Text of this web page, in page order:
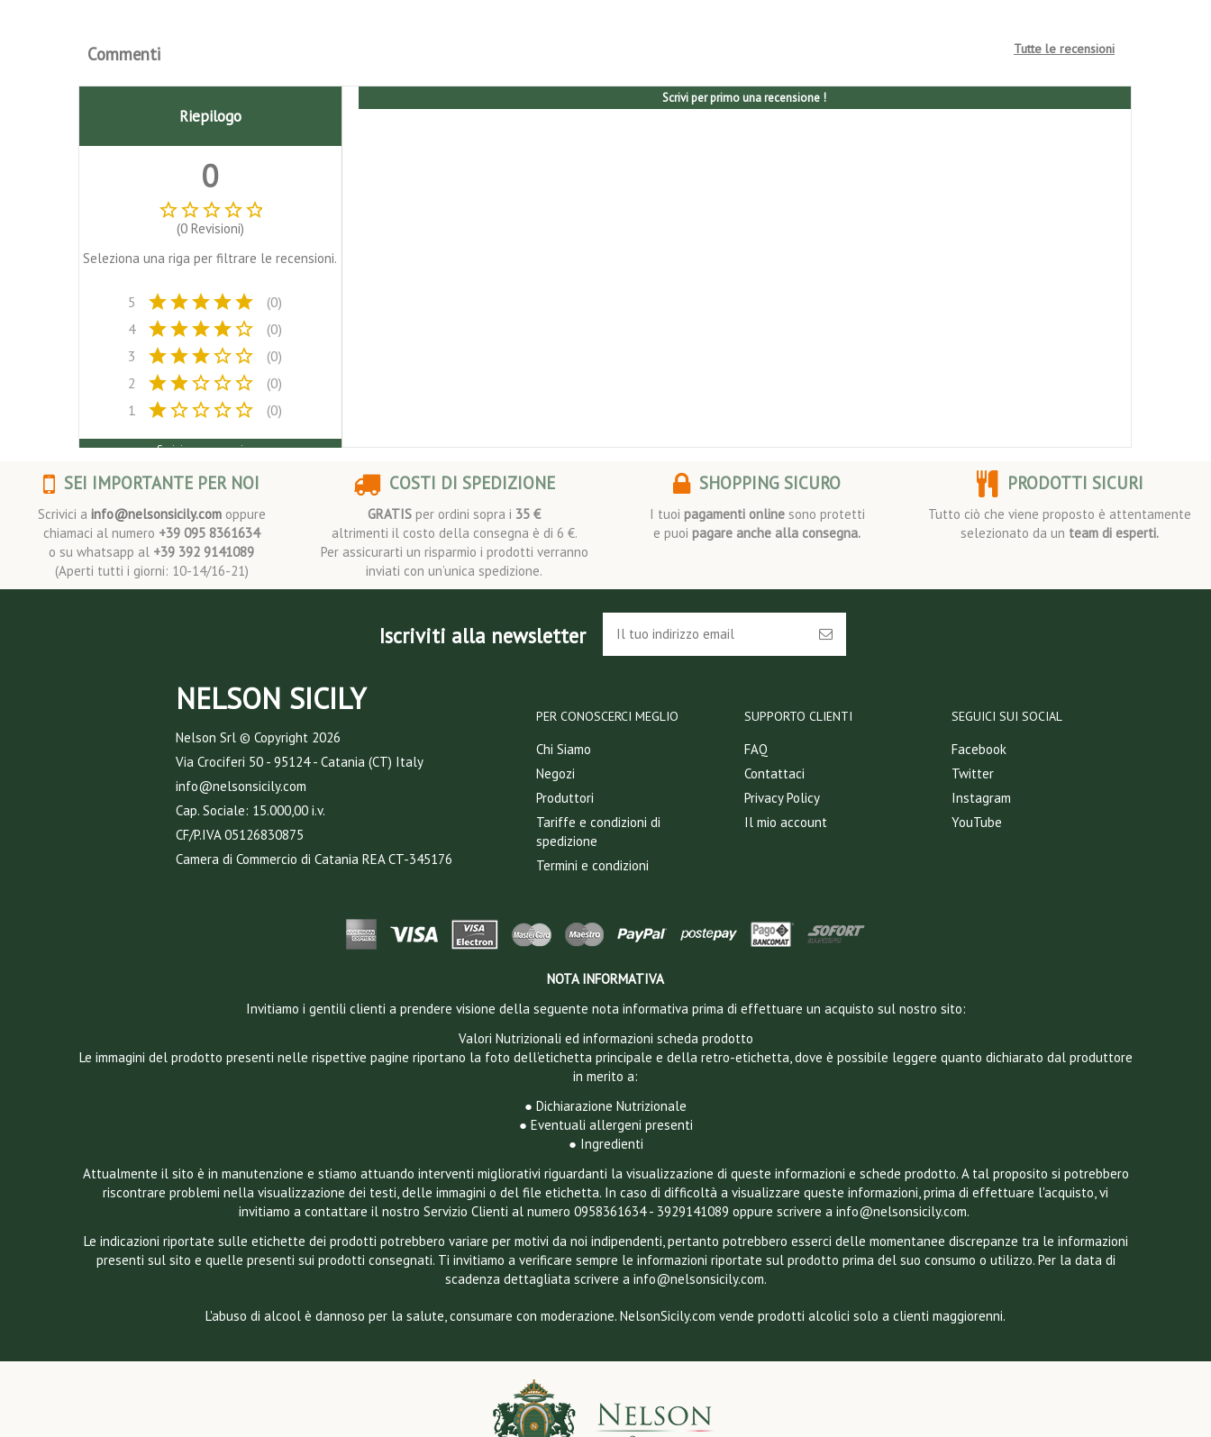
Commenti
Riepilogo
0
star_borderstar_borderstar_borderstar_borderstar_border
(0 Revisioni)
Seleziona una riga per filtrare le recensioni.
5 starstarstarstarstar
(0)
4
starstarstarstarstar_border
(0)
3
starstarstarstar_borderstar_border
(0)
2
starstarstar_borderstar_borderstar_border
(0)
1
starstar_borderstar_borderstar_borderstar_border (0)
Scrivi una recensione
Tutte le recensioni
Scrivi per primo una recensione !
SEI IMPORTANTE PER NOI
Scrivici a info@nelsonsicily.comoppure
chiamaci al numero +39 095 8361634
o su whatsapp al +39 392 9141089
(Aperti tutti i giorni: 10-14/16-21)
COSTI DI SPEDIZIONE
GRATIS per ordini sopra i 35 €
altrimenti il costo della consegna è di 6 €.
Per assicurarti un risparmio i prodotti verranno
inviati con un’unica spedizione.
SHOPPING SICURO
I tuoi pagamenti onlinesono protetti
e puoi pagare anche alla consegna.
PRODOTTI SICURI
Tutto ciò che viene proposto è attentamente
selezionato da un team di esperti.
Iscriviti alla newsletter
NELSON SICILY
Nelson Srl © Copyright 2026
Via Crociferi 50 - 95124 - Catania (CT) Italy
info@nelsonsicily.com
Cap. Sociale: 15.000,00 i.v.
CF/P.IVA 05126830875
Camera di Commercio di Catania REA CT-345176
PER CONOSCERCI MEGLIO
Chi Siamo
Negozi
Produttori
Tariffe e condizioni di
spedizione
Termini e condizioni
SUPPORTO CLIENTI
FAQ
Contattaci
Privacy Policy
Il mio account
SEGUICI SUI SOCIAL
Facebook
Twitter
Instagram
YouTube
NOTA INFORMATIVA
Invitiamo i gentili clienti a prendere visione della seguente nota informativa prima di effettuare un acquisto sul nostro sito:
Valori Nutrizionali ed informazioni scheda prodotto
Le immagini del prodotto presenti nelle rispettive pagine riportano la foto dell’etichetta principale e della retro-etichetta, dove è possibile leggere quanto dichiarato dal produttore
in merito a:
● Dichiarazione Nutrizionale
● Eventuali allergeni presenti
● Ingredienti
Attualmente il sito è in manutenzione e stiamo attuando interventi migliorativi riguardanti la visualizzazione di queste informazioni e schede prodotto. A tal proposito si potrebbero
riscontrare problemi nella visualizzazione dei testi, delle immagini o del file etichetta. In caso di difficoltà a visualizzare queste informazioni, prima di effettuare l'acquisto, vi
invitiamo a contattare il nostro Servizio Clienti al numero 0958361634 - 3929141089 oppure scrivere a info@nelsonsicily.com.
Le indicazioni riportate sulle etichette dei prodotti potrebbero variare per motivi da noi indipendenti, pertanto potrebbero esserci delle momentanee discrepanze tra le informazioni
presenti sul sito e quelle presenti sui prodotti consegnati. Ti invitiamo a verificare sempre le informazioni riportate sul prodotto prima del suo consumo o utilizzo. Per la data di
scadenza dettagliata scrivere a info@nelsonsicily.com.
L'abuso di alcool è dannoso per la salute, consumare con moderazione. NelsonSicily.com vende prodotti alcolici solo a clienti maggiorenni.